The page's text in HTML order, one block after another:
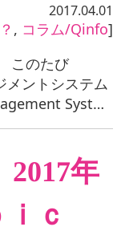
2017.04.01
, コラム/Qinfo]
このたび
メントシステム
Syst…
年
ｃ